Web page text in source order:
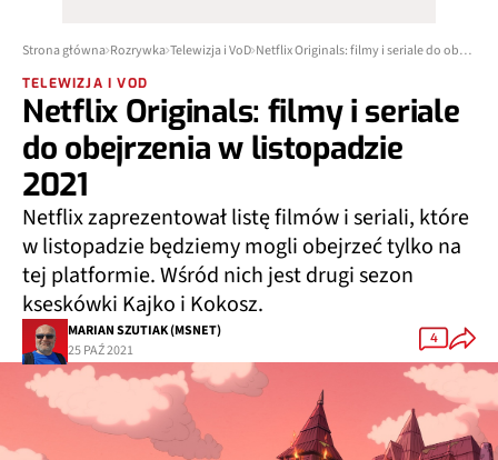
Strona główna Rozrywka Telewizja i VoD Netflix Originals: filmy i seriale do obejrzenia w listopadzie 2021
TELEWIZJA I VOD
Netflix Originals: filmy i seriale
do obejrzenia w listopadzie
2021
Netflix zaprezentował listę filmów i seriali, które
w listopadzie będziemy mogli obejrzeć tylko na
tej platformie. Wśród nich jest drugi sezon
kseskówki Kajko i Kokosz.
MARIAN SZUTIAK (MSNET)
25 PAŹ 2021
4